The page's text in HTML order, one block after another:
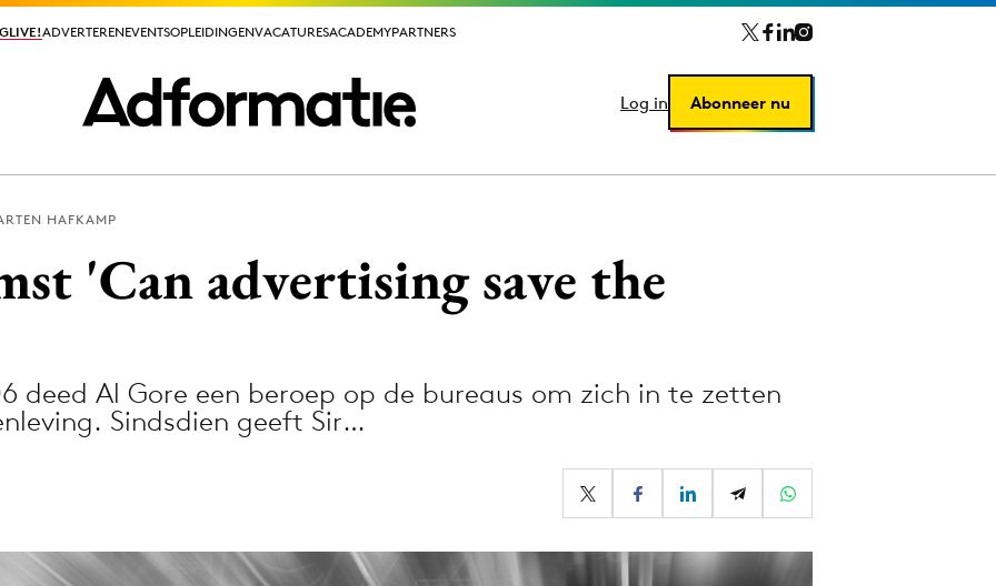
ADVERTERENEVENTSOPLEIDINGENVACATURESACADEMYPARTNERS
Log in Abonneer nu
ADVERTERENEVENTSOPLEIDINGENVACATURESACADEMYPARTNERS
Log in Abonneer nu
Media
Merkstrategie
Reputatie & crisis
HAFKAMP
'Can advertising save the
deed Al Gore een beroep op de bureaus om zich in te zetten
Sindsdien geeft Sir…